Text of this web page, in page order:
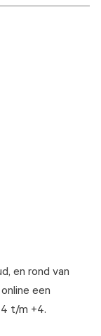
en rond van
een
t/m +4.